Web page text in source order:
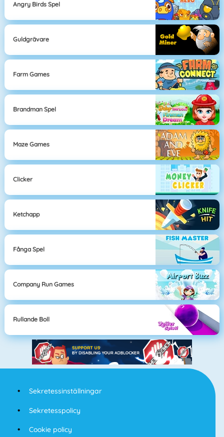
Angry Birds Spel
Guldgrävare
Farm Games
Brandman Spel
Maze Games
Clicker
Ketchapp
Fånga Spel
Company Run Games
Rullande Boll
Sekretessinställningar
Sekretesspolicy
Cookie policy